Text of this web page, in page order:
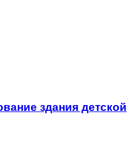
здания детской